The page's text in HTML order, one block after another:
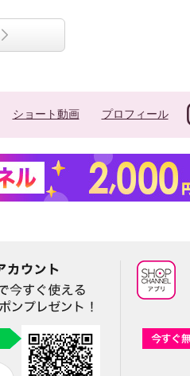
ショート動画 プロフィール